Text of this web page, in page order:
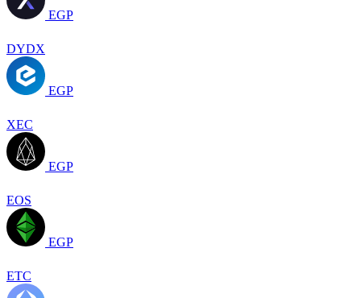
EGP
DYDX
EGP
XEC
EGP
EOS
EGP
ETC